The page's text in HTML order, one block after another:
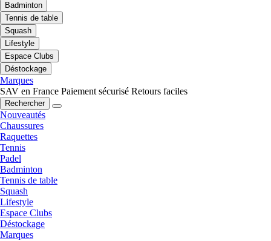
Badminton
Tennis de table
Squash
Lifestyle
Espace Clubs
Déstockage
Marques
SAV en France Paiement sécurisé Retours faciles
Rechercher
Nouveautés
Chaussures
Raquettes
Tennis
Padel
Badminton
Tennis de table
Squash
Lifestyle
Espace Clubs
Déstockage
Marques